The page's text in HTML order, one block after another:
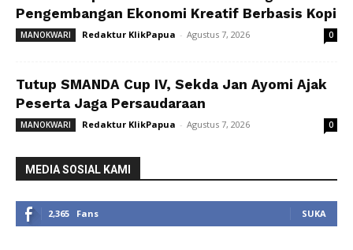
Pengembangan Ekonomi Kreatif Berbasis Kopi
MANOKWARI Redaktur KlikPapua - Agustus 7, 2026 0
Tutup SMANDA Cup IV, Sekda Jan Ayomi Ajak
Peserta Jaga Persaudaraan
MANOKWARI Redaktur KlikPapua - Agustus 7, 2026 0
MEDIA SOSIAL KAMI
2,365 Fans SUKA